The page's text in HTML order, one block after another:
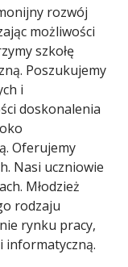
rozwój
możliwości
szkołę
Poszukujemy
i
doskonalenia
Oferujemy
Nasi uczniowie
Młodzież
rodzaju
rynku pracy,
informatyczną.